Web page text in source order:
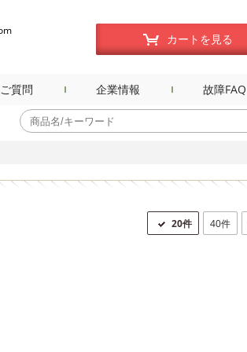
カートを見る
質問 企業情報 故障FAQ
20件 40件